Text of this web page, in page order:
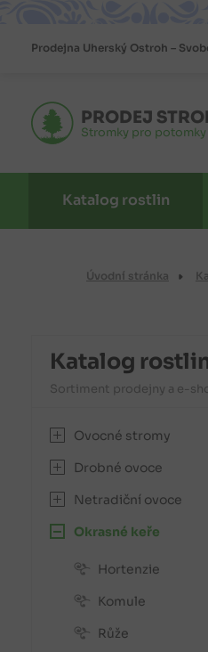
Prodejna Uherský Ostroh –
PRODEJ
Stromky pro potomky
Katalog rostlin
Úvodní stránka
Katalog
Sortiment prodejny a e-
Ovocné stromy
Drobné ovoce
Netradiční ovoce
Okrasné keře
Hortenzie
Komule
Růže